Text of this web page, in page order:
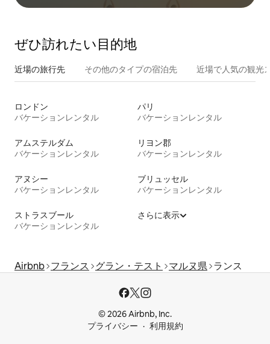
ぜひ訪⁠れ⁠た⁠い目⁠的⁠地
近場の旅行先 その他のタ⁠イ⁠プ⁠の宿⁠泊⁠先 近場で人気の観光
ロンドン
バケーションレンタル
パリ
バケーションレンタル
アムステルダム
バケーションレンタル
リヨン郡
バケーションレンタル
アヌシー
バケーションレンタル
ブリュッセル
バケーションレンタル
ストラスブール
バケーションレンタル
さらに表示
Airbnb フランス グラン・テスト マルヌ県 ランス
© 2026 Airbnb, Inc.
プライバシー
利用規約